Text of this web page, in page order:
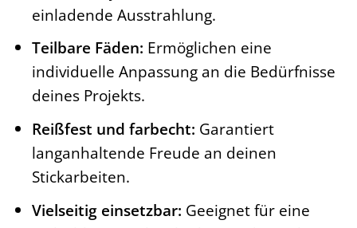
einladende Ausstrahlung.
Teilbare Fäden: Ermöglichen eine
individuelle Anpassung an die Bedürfnisse
deines Projekts.
Reißfest und farbecht: Garantiert
langanhaltende Freude an deinen
Stickarbeiten.
Vielseitig einsetzbar: Geeignet für eine